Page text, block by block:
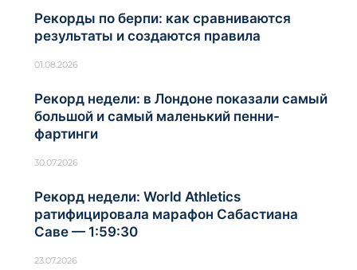
Рекорды по берпи: как сравниваются
результаты и создаются правила
01.08.2026
Рекорд недели: в Лондоне показали самый
большой и самый маленький пенни-
фартинги
30.07.2026
Рекорд недели: World Athletics
ратифицировала марафон Сабастиана
Саве — 1:59:30
23.07.2026